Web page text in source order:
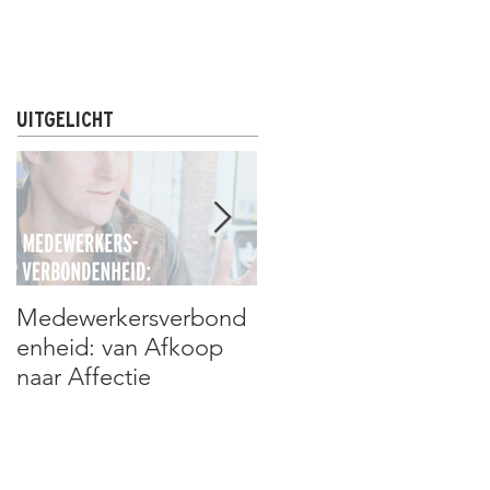
UITGELICHT
Medewerkersverbond
enheid: van Afkoop
naar Affectie